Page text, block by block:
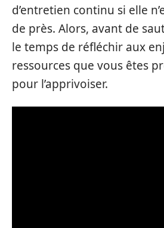
d’entretien continu si elle
de près. Alors, avant de
le temps de réfléchir aux
ressources que vous êtes
pour l’apprivoiser.